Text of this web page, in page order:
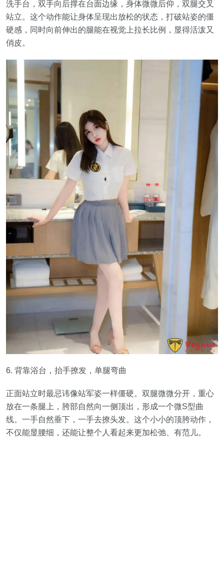
洗手台，双手向后撑在台面边缘，身体微微后仰，双腿交叉
站立。这个动作能让身体呈现出放松的状态，打破站姿的僵
硬感，同时向前伸出的腿能在视觉上拉长比例，显得活泼又
俏皮。
6. 背靠浴台，抬手撩发，单腿弯曲
正面站立时最忌讳像站军姿一样僵硬。双腿微微分开，重心
放在一条腿上，胯部自然向一侧顶出，形成一个微S型曲
线。一手自然垂下，一手去撩头发。这个小小的顶胯动作，
不仅能显腰细，还能让整个人看起来更加松弛、有范儿。